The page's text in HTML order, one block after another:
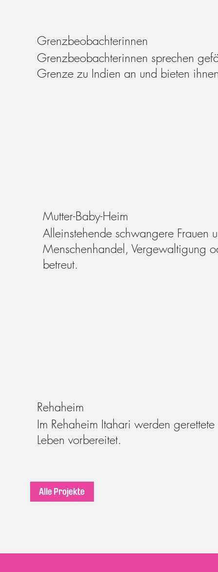
Grenzbeobachterinnen
Grenzbeobachterinnen sprechen
Grenze zu Indien an und bieten
Rehaheim
Im Rehaheim Itahari werden
Leben vorbereitet.
Mutter-Baby-Heim
Alleinstehende schwangere Frauen
Menschenhandel, Vergewaltigung
betreut.
Alle Projekte